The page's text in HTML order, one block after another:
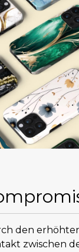
den
zwischen